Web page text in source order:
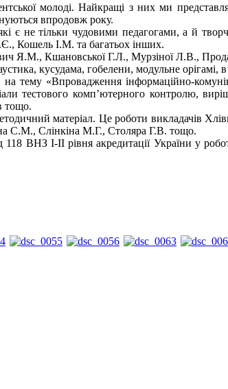
молоді. Найкращі з них ми
впродовж року.
є не тільки чудовими педагогами, а й
Кошель І.М. та багатьох інших.
Я.М., Кшановської Г.Л., Мурзіної Л.В.,
кусудама, гобелени, модульне орігамі,
тему «Впровадження інформаційно-
тестового комп’ютерного контролю,
тощо.
матеріал. Це роботи викладачів
С.М., Слінкіна М.Г., Столяра Г.В. тощо.
ВНЗ І-ІІ рівня акредитації України у